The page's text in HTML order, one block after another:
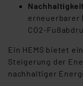
Nachhaltigkeit
erneuerbarer
CO2-
Ein HEMS bietet
Steigerung der
nachhaltiger